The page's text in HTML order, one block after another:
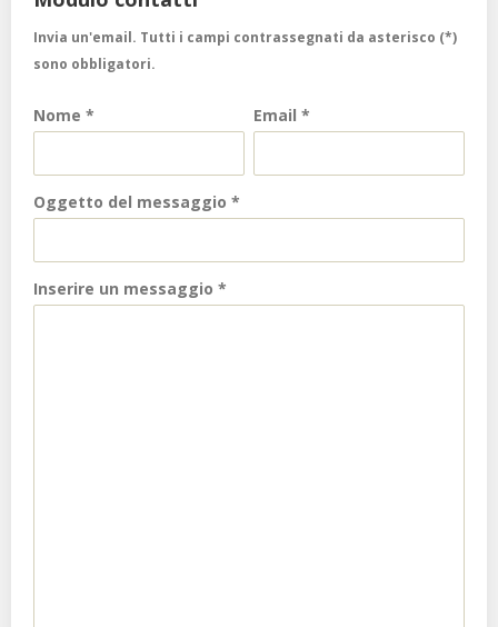
Invia un'email. Tutti i campi contrassegnati da asterisco (*)
sono obbligatori.
Nome * Email *
Oggetto del messaggio *
Inserire un messaggio *